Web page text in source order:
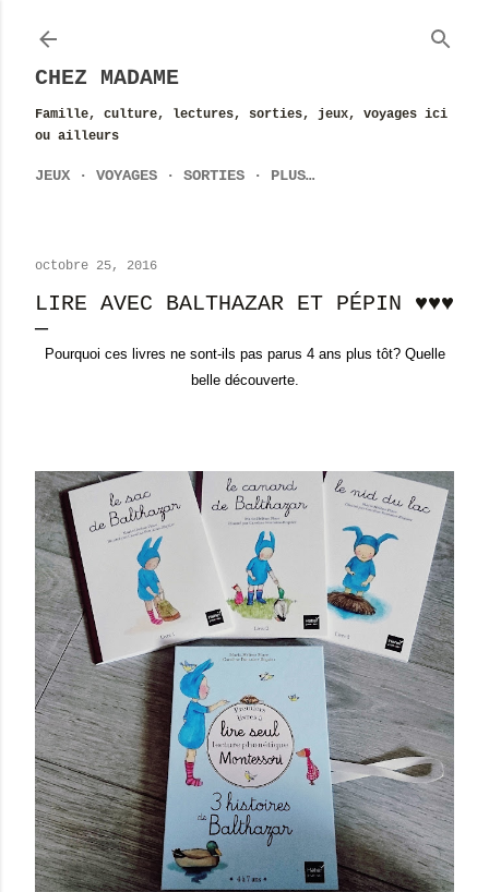
CHEZ MADAME
Famille, culture, lectures, sorties, jeux, voyages ici
ou ailleurs
JEUX VOYAGES SORTIES PLUS…
octobre 25, 2016
LIRE AVEC BALTHAZAR ET PÉPIN ♥♥♥
Pourquoi ces livres ne sont-ils pas parus 4 ans plus tôt? Quelle
belle découverte.